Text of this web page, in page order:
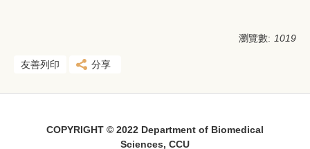
瀏覽數: 1019
友善列印 分享
COPYRIGHT © 2022 Department of Biomedical
Sciences, CCU